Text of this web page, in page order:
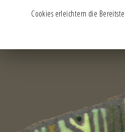
k
Cookies erleichtern die